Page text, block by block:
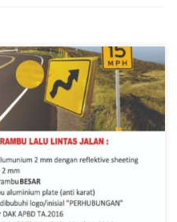
Lintas, Pabrik Rambu Lalu
Rambu Lalu Lintas Murah,
Rambu perintah ini
dan pergerakan
perintah memasuki lajur
minimum kecepatan;